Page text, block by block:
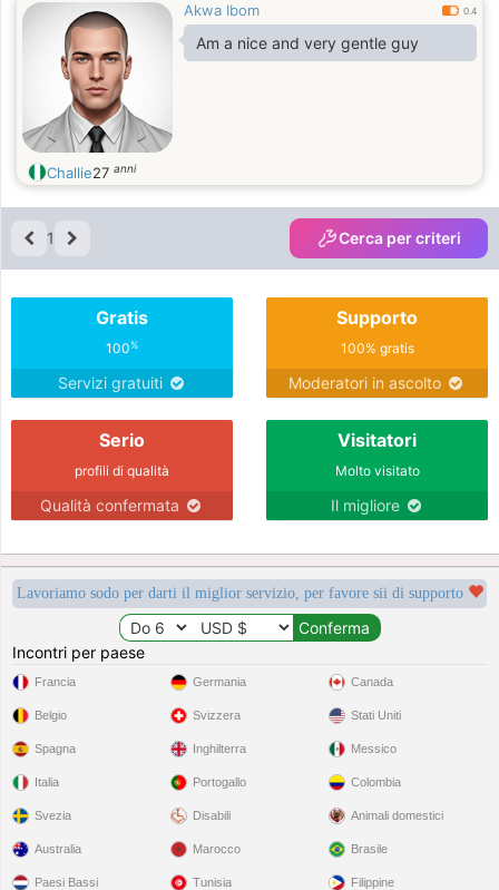
Akwa Ibom 0.4
Am a nice and very gentle guy
Challie27 anni
1 Cerca per criteri
Gratis
100%
Servizi gratuiti
Supporto
100% gratis
Moderatori in ascolto
Serio
profili di qualità
Qualità confermata
Visitatori
Molto visitato
Il migliore
Lavoriamo sodo per darti il miglior servizio, per favore sii di supporto
Incontri per paese
Francia
Belgio
Spagna
Italia
Svezia
Germania
Svizzera
Inghilterra
Portogallo
Disabili
Canada
Stati Uniti
Messico
Colombia
Animali domestici
Australia
Paesi Bassi
Marocco
Tunisia
Brasile
Filippine